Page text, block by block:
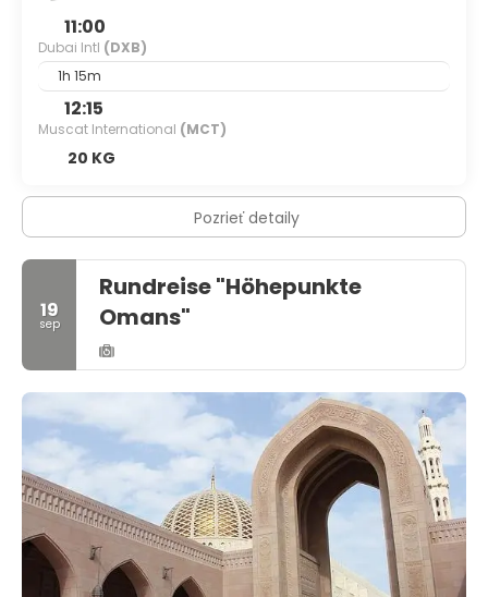
11:00
Dubai Intl (DXB)
1h 15m
12:15
Muscat International (MCT)
20 KG
Pozrieť detaily
19
sep
Rundreise "Höhepunkte
Omans"